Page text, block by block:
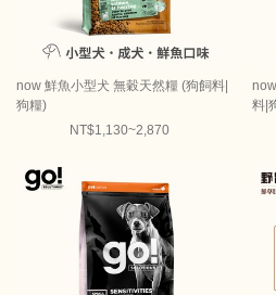
now 鮮魚小型犬 無穀天然糧 (狗飼料|
狗糧)
NT$1,130~2,870
料|